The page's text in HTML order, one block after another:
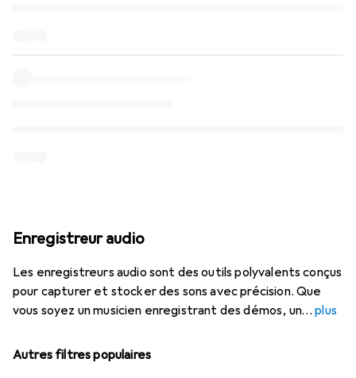
Enregistreur audio
Les enregistreurs audio sont des outils polyvalents conçus
pour capturer et stocker des sons avec précision. Que
vous soyez un musicien enregistrant des démos, un
plus
Autres filtres populaires